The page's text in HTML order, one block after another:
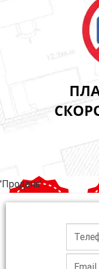
'Продана'